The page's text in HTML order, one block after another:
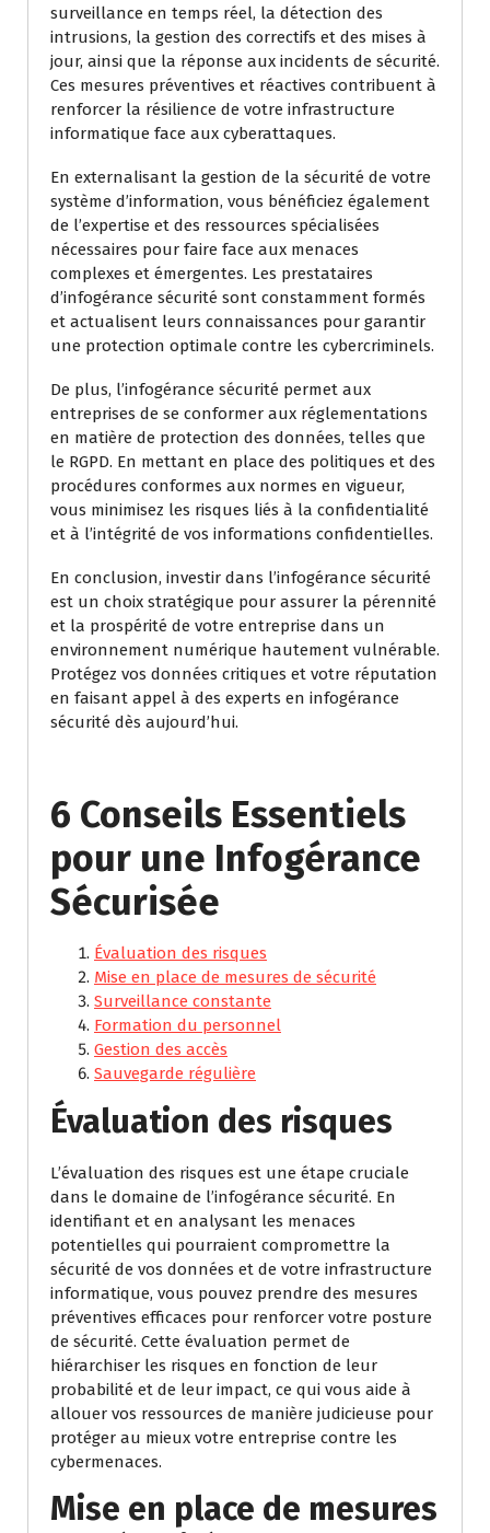
surveillance en temps réel, la détection des
intrusions, la gestion des correctifs et des mises à
jour, ainsi que la réponse aux incidents de sécurité.
Ces mesures préventives et réactives contribuent à
renforcer la résilience de votre infrastructure
informatique face aux cyberattaques.
En externalisant la gestion de la sécurité de votre
système d’information, vous bénéficiez également
de l’expertise et des ressources spécialisées
nécessaires pour faire face aux menaces
complexes et émergentes. Les prestataires
d’infogérance sécurité sont constamment formés
et actualisent leurs connaissances pour garantir
une protection optimale contre les cybercriminels.
De plus, l’infogérance sécurité permet aux
entreprises de se conformer aux réglementations
en matière de protection des données, telles que
le RGPD. En mettant en place des politiques et des
procédures conformes aux normes en vigueur,
vous minimisez les risques liés à la confidentialité
et à l’intégrité de vos informations confidentielles.
En conclusion, investir dans l’infogérance sécurité
est un choix stratégique pour assurer la pérennité
et la prospérité de votre entreprise dans un
environnement numérique hautement vulnérable.
Protégez vos données critiques et votre réputation
en faisant appel à des experts en infogérance
sécurité dès aujourd’hui.
6 Conseils Essentiels
pour une Infogérance
Sécurisée
Évaluation des risques
Mise en place de mesures de sécurité
Surveillance constante
Formation du personnel
Gestion des accès
Sauvegarde régulière
Évaluation des risques
L’évaluation des risques est une étape cruciale
dans le domaine de l’infogérance sécurité. En
identifiant et en analysant les menaces
potentielles qui pourraient compromettre la
sécurité de vos données et de votre infrastructure
informatique, vous pouvez prendre des mesures
préventives efficaces pour renforcer votre posture
de sécurité. Cette évaluation permet de
hiérarchiser les risques en fonction de leur
probabilité et de leur impact, ce qui vous aide à
allouer vos ressources de manière judicieuse pour
protéger au mieux votre entreprise contre les
cybermenaces.
Mise en place de mesures